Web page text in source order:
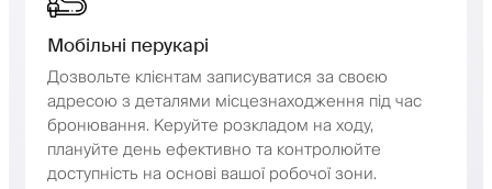
Мобільні перукарі
Дозвольте клієнтам записуватися за своєю
адресою з деталями місцезнаходження під час
бронювання. Керуйте розкладом на ходу,
плануйте день ефективно та контролюйте
доступність на основі вашої робочої зони.